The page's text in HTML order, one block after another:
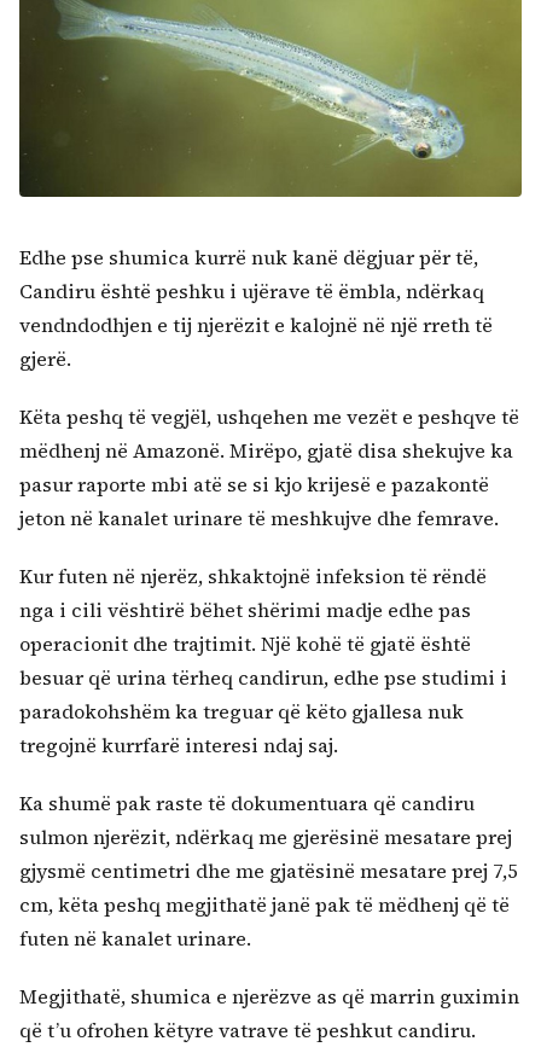
Edhe pse shumica kurrë nuk kanë dëgjuar për të,
Candiru është peshku i ujërave të ëmbla, ndërkaq
vendndodhjen e tij njerëzit e kalojnë në një rreth të
gjerë.
Këta peshq të vegjël, ushqehen me vezët e peshqve të
mëdhenj në Amazonë. Mirëpo, gjatë disa shekujve ka
pasur raporte mbi atë se si kjo krijesë e pazakontë
jeton në kanalet urinare të meshkujve dhe femrave.
Kur futen në njerëz, shkaktojnë infeksion të rëndë
nga i cili vështirë bëhet shërimi madje edhe pas
operacionit dhe trajtimit. Një kohë të gjatë është
besuar që urina tërheq candirun, edhe pse studimi i
paradokohshëm ka treguar që këto gjallesa nuk
tregojnë kurrfarë interesi ndaj saj.
Ka shumë pak raste të dokumentuara që candiru
sulmon njerëzit, ndërkaq me gjerësinë mesatare prej
gjysmë centimetri dhe me gjatësinë mesatare prej 7,5
cm, këta peshq megjithatë janë pak të mëdhenj që të
futen në kanalet urinare.
Megjithatë, shumica e njerëzve as që marrin guximin
që t’u ofrohen këtyre vatrave të peshkut candiru.